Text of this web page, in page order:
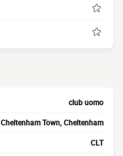
club uomo
Cheltenham Town, Cheltenham
CLT